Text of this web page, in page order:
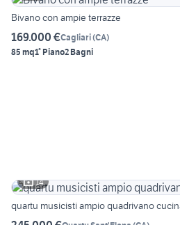
Bivano con ampie terrazze
169.000 €Cagliari(CA)
85 mq1° Piano2 Bagni
14
quartu musicisti ampio quadrivano